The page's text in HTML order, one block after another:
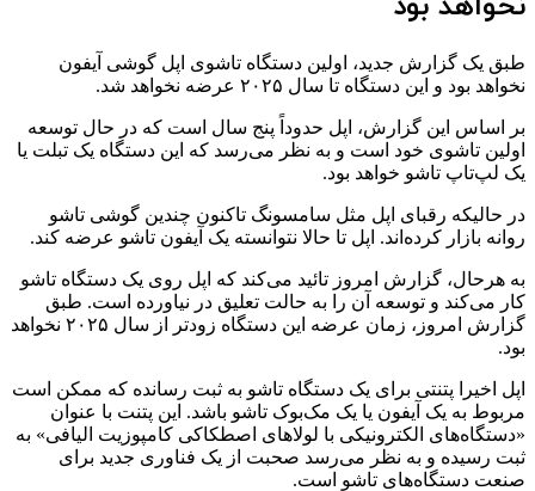
طبق یک گزارش جدید، اولین دستگاه تاشوی اپل گوشی آیفون
نخواهد بود و این دستگاه تا سال ۲۰۲۵ عرضه نخواهد شد.
بر اساس این گزارش، اپل حدوداً پنج سال است که در حال توسعه
اولین تاشوی خود است و به نظر می‌رسد که این دستگاه یک تبلت یا
یک لپ‌تاپ تاشو خواهد بود.
در حالیکه رقبای اپل مثل سامسونگ تاکنون چندین گوشی تاشو
روانه بازار کرده‌اند. اپل تا حالا نتوانسته یک آیفون تاشو عرضه کند.
به هرحال، گزارش امروز تائید می‌کند که اپل روی یک دستگاه تاشو
کار می‌کند و توسعه آن را به حالت تعلیق در نیاورده است. طبق
گزارش امروز، زمان عرضه این دستگاه زودتر از سال ۲۰۲۵ نخواهد
بود.
اپل اخیرا پتنتی برای یک دستگاه تاشو به ثبت رسانده که ممکن است
مربوط به یک آیفون یا یک مک‌بوک تاشو باشد. این پتنت با عنوان
«دستگاه‌های الکترونیکی با لولاهای اصطکاکی کامپوزیت الیافی» به
ثبت رسیده و به نظر می‌رسد صحبت از یک فناوری جدید برای
صنعت دستگاه‌های تاشو است.